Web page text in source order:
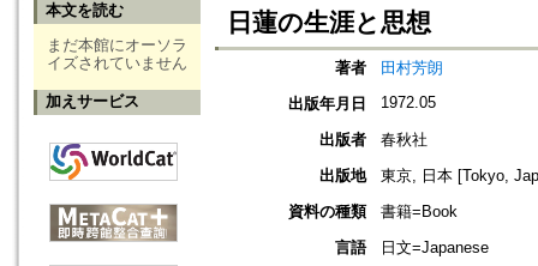
本文を読む
まだ本館にオーソラ
イズされていません
加えサービス
日蓮の生涯と思想
著者
田村芳朗
出版年月日
1972.05
出版者
春秋社
出版地
東京, 日本 [Tokyo,
資料の種類
書籍=Book
言語
日文=Japanese